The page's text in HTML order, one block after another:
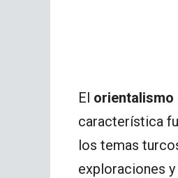
El orientalismo
característica
los temas
exploraciones